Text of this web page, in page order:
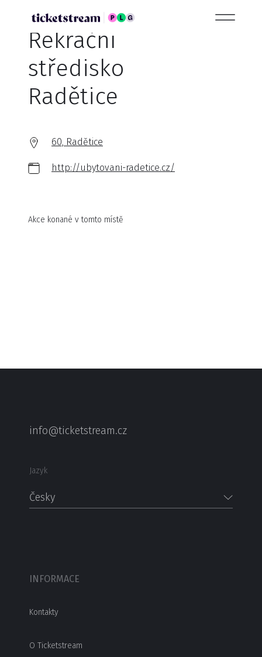
Rekrační
středisko
Radětice
60, Radětice
http://ubytovani-radetice.cz/
Akce konané v tomto místě
info@ticketstream.cz
Jazyk
Česky
INFORMACE
Kontakty
O Ticketstream